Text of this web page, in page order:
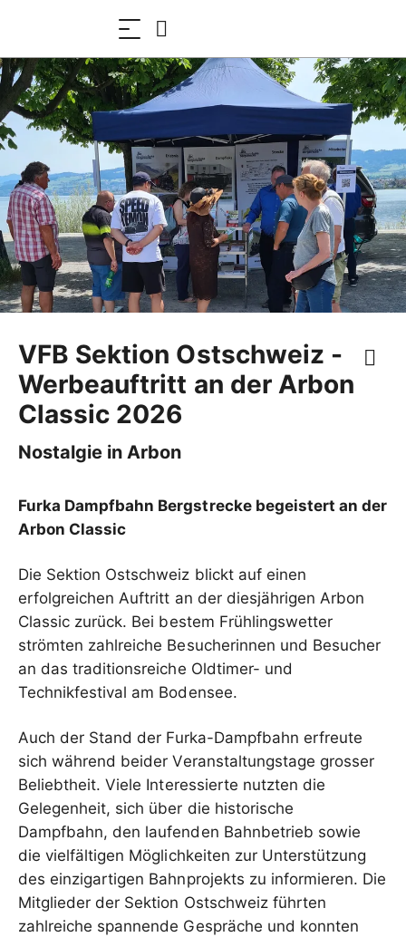
VFB Sektion Ostschweiz -
Werbeauftritt an der Arbon
Classic 2026
Nostalgie in Arbon
Furka Dampfbahn Bergstrecke begeistert an der
Arbon Classic
Die Sektion Ostschweiz blickt auf einen
erfolgreichen Auftritt an der diesjährigen Arbon
Classic zurück. Bei bestem Frühlingswetter
strömten zahlreiche Besucherinnen und Besucher
an das traditionsreiche Oldtimer- und
Technikfestival am Bodensee.
Auch der Stand der Furka-Dampfbahn erfreute
sich während beider Veranstaltungstage grosser
Beliebtheit. Viele Interessierte nutzten die
Gelegenheit, sich über die historische
Dampfbahn, den laufenden Bahnbetrieb sowie
die vielfältigen Möglichkeiten zur Unterstützung
des einzigartigen Bahnprojekts zu informieren. Die
Mitglieder der Sektion Ostschweiz führten
zahlreiche spannende Gespräche und konnten